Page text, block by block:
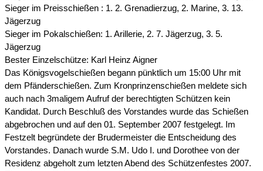
Sieger im Preisschießen : 1. 2. Grenadierzug, 2. Marine, 3. 13.
Jägerzug
Sieger im Pokalschießen: 1. Arillerie, 2. 7. Jägerzug, 3. 5.
Jägerzug
Bester Einzelschütze: Karl Heinz Aigner
Das Königsvogelschießen begann pünktlich um 15:00 Uhr mit
dem Pfänderschießen. Zum Kronprinzenschießen meldete sich
auch nach 3maligem Aufruf der berechtigten Schützen kein
Kandidat. Durch Beschluß des Vorstandes wurde das Schießen
abgebrochen und auf den 01. September 2007 festgelegt. Im
Festzelt begründete der Brudermeister die Entscheidung des
Vorstandes. Danach wurde S.M. Udo I. und Dorothee von der
Residenz abgeholt zum letzten Abend des Schützenfestes 2007.